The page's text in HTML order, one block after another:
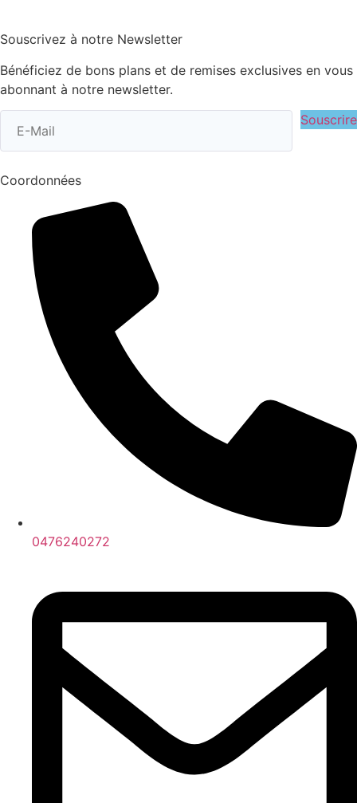
Souscrivez à notre Newsletter
Bénéficiez de bons plans et de remises exclusives en vous
abonnant à notre newsletter.
Souscrire
Coordonnées
0476240272